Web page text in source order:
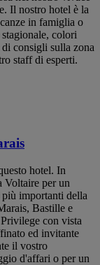
Il nostro hotel è la
in famiglia o
colori
consigli sulla zona
staff di esperti.
hotel. In
Voltaire per un
importanti della
Bastille e
con vista
ed invitante
il vostro
d'affari o per un